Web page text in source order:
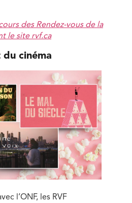
des Rendez-vous de la
le site rvf.ca
du cinéma
l’ONF, les RVF